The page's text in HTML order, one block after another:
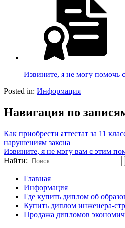
Извините, я не могу помочь
Posted in: Информация
Навигация по
Как приобрести аттестат за 11
нарушениям закона
Извините, я не могу вам с этим
Найти:
Главная
Информация
Где купить диплом об
Купить диплом инженера-
Продажа дипломов